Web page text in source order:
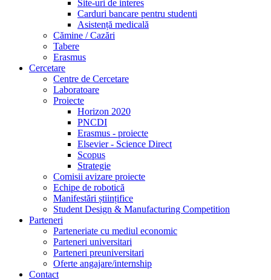
Site-uri de interes
Carduri bancare pentru studenti
Asistență medicală
Cămine / Cazări
Tabere
Erasmus
Cercetare
Centre de Cercetare
Laboratoare
Proiecte
Horizon 2020
PNCDI
Erasmus - proiecte
Elsevier - Science Direct
Scopus
Strategie
Comisii avizare proiecte
Echipe de robotică
Manifestări științifice
Student Design & Manufacturing Competition
Parteneri
Parteneriate cu mediul economic
Parteneri universitari
Parteneri preuniversitari
Oferte angajare/internship
Contact